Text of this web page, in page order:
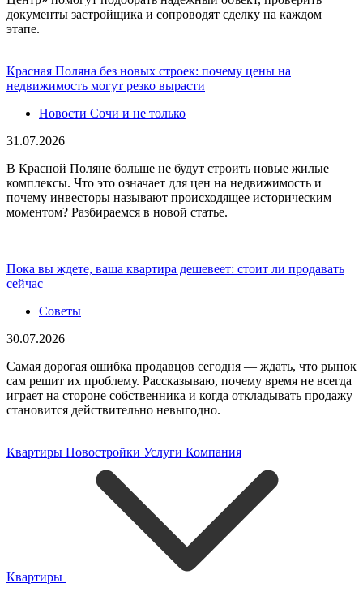
документы застройщика и сопроводят сделку на каждом
этапе.
Красная Поляна без новых строек: почему цены на
недвижимость могут резко вырасти
Новости Сочи и не только
31.07.2026
В Красной Поляне больше не будут строить новые жилые
комплексы. Что это означает для цен на недвижимость и
почему инвесторы называют происходящее историческим
моментом? Разбираемся в новой статье.
Пока вы ждете, ваша квартира дешевеет: стоит ли продавать
сейчас
Советы
30.07.2026
Самая дорогая ошибка продавцов сегодня — ждать, что рынок
сам решит их проблему. Рассказываю, почему время не всегда
играет на стороне собственника и когда откладывать продажу
становится действительно невыгодно.
Квартиры Новостройки Услуги Компания
Квартиры